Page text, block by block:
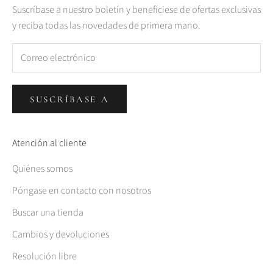
Suscríbase a nuestro boletín y benefíciese de ofertas exclusivas
y reciba todas las novedades de primera mano.
SUSCRÍBASE A
Atención al cliente
Quiénes somos
Póngase en contacto con nosotros
Buscar una tienda
Cambios y devoluciones
Resolución libre